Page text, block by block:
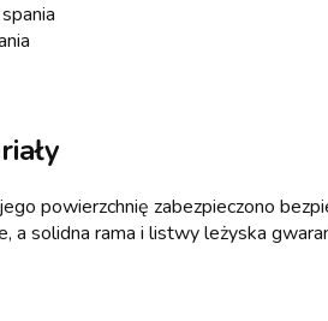
powierzchnię zabezpieczono
a solidna rama i listwy leżyska